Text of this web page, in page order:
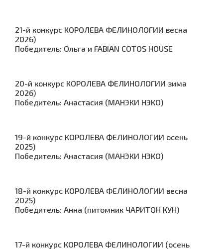
21-й конкурс КОРОЛЕВА ФЕЛИНОЛОГИИ весна
2026)
Победитель: Ольга и FABIAN COTOS HOUSE
20-й конкурс КОРОЛЕВА ФЕЛИНОЛОГИИ зима
2026)
Победитель: Анастасия (МАНЭКИ НЭКО)
19-й конкурс КОРОЛЕВА ФЕЛИНОЛОГИИ осень
2025)
Победитель: Анастасия (МАНЭКИ НЭКО)
18-й конкурс КОРОЛЕВА ФЕЛИНОЛОГИИ весна
2025)
Победитель: Анна (питомник ЧАРИТОН КУН)
17-й конкурс КОРОЛЕВА ФЕЛИНОЛОГИИ (осень